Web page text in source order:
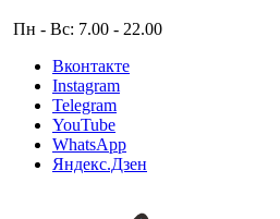
Пн - Вс: 7.00 - 22.00
Вконтакте
Instagram
Telegram
YouTube
WhatsApp
Яндекс.Дзен